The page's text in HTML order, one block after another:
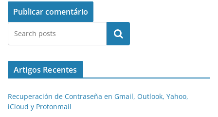
Pesquisar
Artigos Recentes
Recuperación de Contraseña en Gmail, Outlook, Yahoo,
iCloud y Protonmail